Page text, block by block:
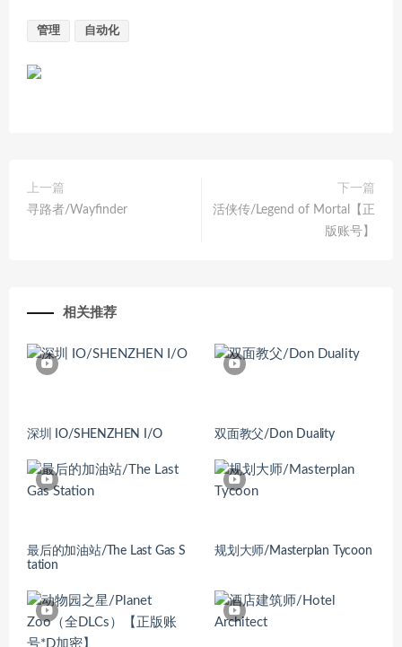
管理 自动化
上一篇
寻路者/Wayfinder
下一篇
活侠传/Legend of Mortal【正
版账号】
相关推荐
深圳 IO/SHENZHEN I/O 双面教父/Don Duality
最后的加油站/The Last Gas S
tation
规划大师/Masterplan Tycoon